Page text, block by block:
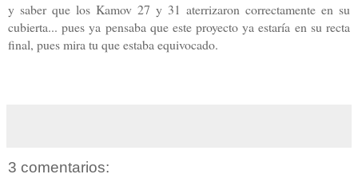
y saber que los Kamov 27 y 31 aterrizaron correctamente en su
cubierta... pues ya pensaba que este proyecto ya estaría en su recta
final, pues mira tu que estaba equivocado.
3 comentarios: